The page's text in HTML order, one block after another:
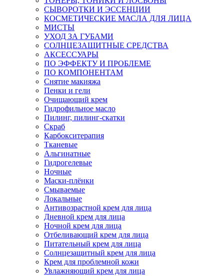
СЫВОРОТКИ И ЭССЕНЦИИ
КОСМЕТИЧЕСКИЕ МАСЛА ДЛЯ ЛИЦА
МИСТЫ
УХОД ЗА ГУБАМИ
СОЛНЦЕЗАЩИТНЫЕ СРЕДСТВА
АКСЕССУАРЫ
ПО ЭФФЕКТУ И ПРОБЛЕМЕ
ПО КОМПОНЕНТАМ
Снятие макияжа
Пенки и гели
Очищающий крем
Гидрофильное масло
Пилинг, пилинг-скатки
Скраб
Карбокситерапия
Тканевые
Альгинатные
Гидрогелевые
Ночные
Маски-плёнки
Смываемые
Локальные
Антивозрастной крем для лица
Дневной крем для лица
Ночной крем для лица
Отбеливающий крем для лица
Питательный крем для лица
Солнцезащитный крем для лица
Крем для проблемной кожи
Увлажняющий крем для лица